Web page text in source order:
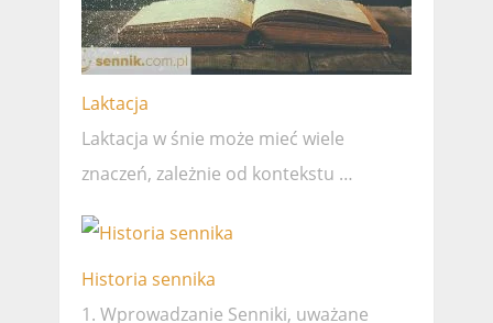
Laktacja
Laktacja w śnie może mieć wiele
znaczeń, zależnie od kontekstu …
Historia sennika
1. Wprowadzanie Senniki, uważane